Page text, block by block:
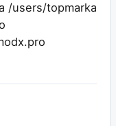
/users/topmarka